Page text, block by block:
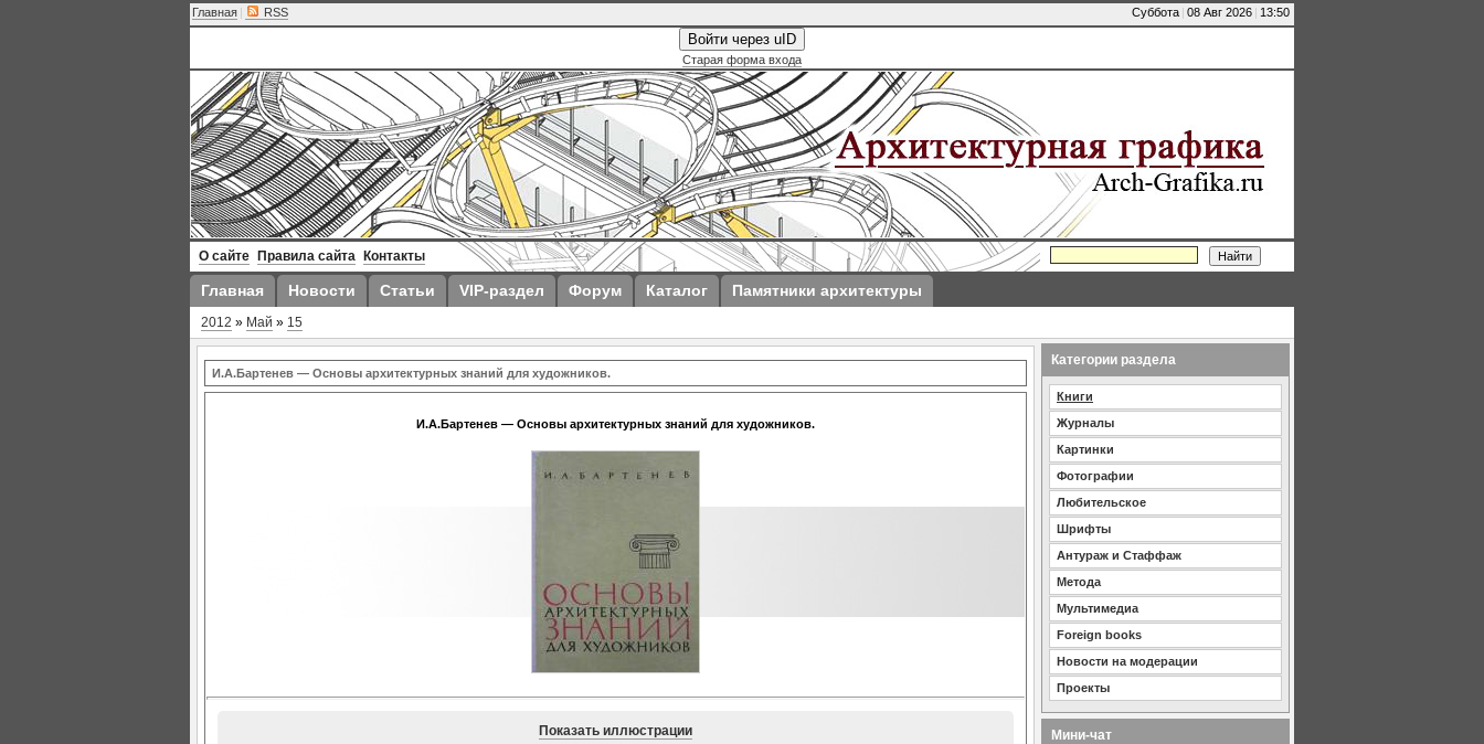
Суббота | 08 Авг 2026 | 13:50
Главная | RSS
Войти через uID
Старая форма входа
О сайте Правила сайта Контакты
Главная Новости Статьи VIP-раздел Форум Каталог Памятники архитектуры
2012 » Май » 15
И.А.Бартенев — Основы архитектурных знаний для художников.
И.А.Бартенев — Основы архитектурных знаний для художников.
Показать иллюстрации
Категории раздела
Книги
Журналы
Картинки
Фотографии
Любительское
Шрифты
Антураж и Стаффаж
Метода
Мультимедиа
Foreign books
Новости на модерации
Проекты
Мини-чат